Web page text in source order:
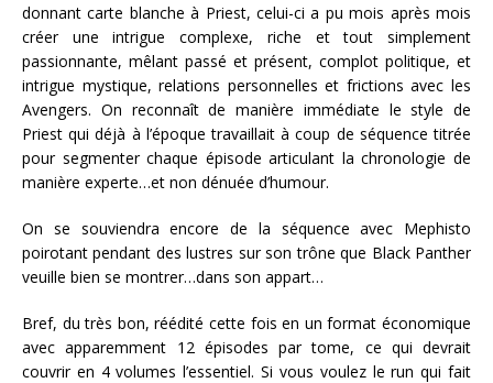
donnant carte blanche à Priest, celui-ci a pu mois après mois
créer une intrigue complexe, riche et tout simplement
passionnante, mêlant passé et présent, complot politique, et
intrigue mystique, relations personnelles et frictions avec les
Avengers. On reconnaît de manière immédiate le style de
Priest qui déjà à l’époque travaillait à coup de séquence titrée
pour segmenter chaque épisode articulant la chronologie de
manière experte…et non dénuée d’humour.
On se souviendra encore de la séquence avec Mephisto
poirotant pendant des lustres sur son trône que Black Panther
veuille bien se montrer…dans son appart…
Bref, du très bon, réédité cette fois en un format économique
avec apparemment 12 épisodes par tome, ce qui devrait
couvrir en 4 volumes l’essentiel. Si vous voulez le run qui fait